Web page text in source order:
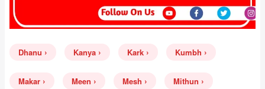
Dhanu Kanya Kark Kumbh
Makar Meen Mesh Mithun